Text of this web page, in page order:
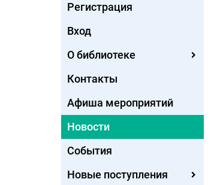
Регистрация
Вход
О библиотеке
Контакты
Афиша мероприятий
Новости
События
Новые поступления